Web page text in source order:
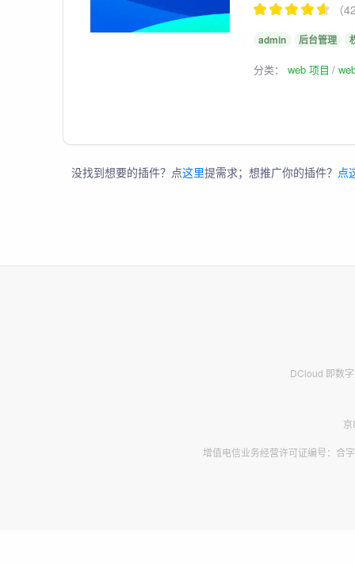
（
admin 后台管理
分类：web 项目
没找到想要的插件？点这里提需求；想推广你的插件？ 点
DCloud 即数
增值电信业务经营许可证编号：合